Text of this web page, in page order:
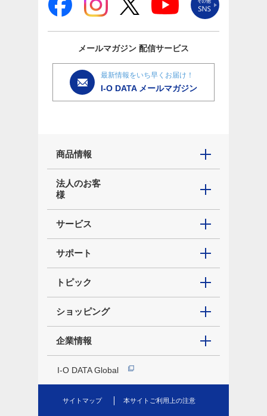
メールマガジン 配信サービス
最新情報をいち早くお届け！
I-O DATA メールマガジン
商品情報
法人のお客
様
サービス
サポート
トピック
ショッピング
企業情報
I-O DATA Global
サイトマップ 本サイトご利用上の注意